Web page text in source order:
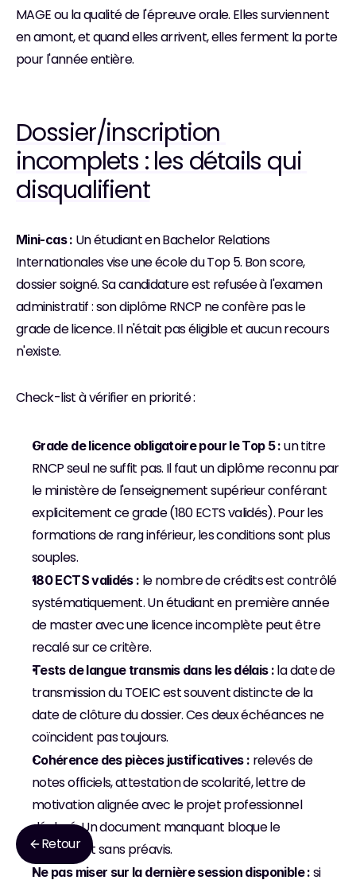
MAGE ou la qualité de l'épreuve orale. Elles surviennent
en amont, et quand elles arrivent, elles ferment la porte
pour l'année entière.
Dossier/inscription
incomplets : les détails qui
disqualifient
Mini-cas : Un étudiant en Bachelor Relations
Internationales vise une école du Top 5. Bon score,
dossier soigné. Sa candidature est refusée à l'examen
administratif : son diplôme RNCP ne confère pas le
grade de licence. Il n'était pas éligible et aucun recours
n'existe.
Check-list à vérifier en priorité :
Grade de licence obligatoire pour le Top 5 : un titre
RNCP seul ne suffit pas. Il faut un diplôme reconnu par
le ministère de l'enseignement supérieur conférant
explicitement ce grade (180 ECTS validés). Pour les
formations de rang inférieur, les conditions sont plus
souples.
180 ECTS validés : le nombre de crédits est contrôlé
systématiquement. Un étudiant en première année
de master avec une licence incomplète peut être
recalé sur ce critère.
Tests de langue transmis dans les délais : la date de
transmission du TOEIC est souvent distincte de la
date de clôture du dossier. Ces deux échéances ne
coïncident pas toujours.
Cohérence des pièces justificatives : relevés de
notes officiels, attestation de scolarité, lettre de
motivation alignée avec le projet professionnel
déclaré. Un document manquant bloque le
traitement sans préavis.
Ne pas miser sur la dernière session disponible : si
Retour